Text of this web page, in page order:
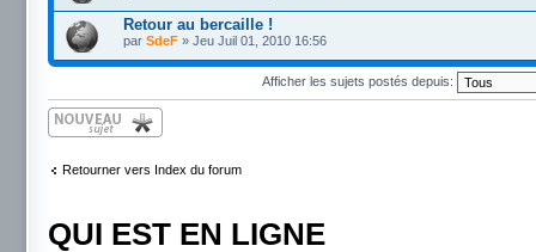
Retour au bercaille !
par SdeF » Jeu Juil 01, 2010 16:56
Afficher les sujets postés depuis:
Écrire un nouveau
sujet
Retourner vers Index du forum
QUI EST EN LIGNE